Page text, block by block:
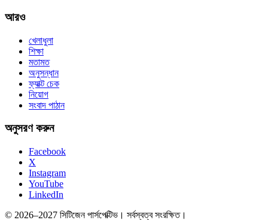
আরও
খেলাধুলা
শিক্ষা
মতামত
অনুসন্ধান
ফ্যাক্ট চেক
নিয়োগ
সংবাদ পাঠান
অনুসরণ করুন
Facebook
X
Instagram
YouTube
LinkedIn
© 2026–2027 সিটিজেন পার্সপেক্টিভ। সর্বস্বত্ব সংরক্ষিত।